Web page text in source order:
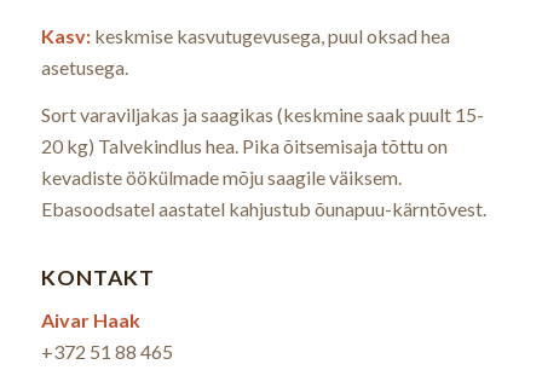
Kasv:keskmise kasvutugevusega, puul oksad hea
asetusega.
Sort varaviljakas ja saagikas (keskmine saak puult 15-
20 kg) Talvekindlus hea. Pika õitsemisaja tõttu on
kevadiste öökülmade mõju saagile väiksem.
Ebasoodsatel aastatel kahjustub õunapuu-kärntõvest.
KONTAKT
Aivar Haak
+372 51 88 465